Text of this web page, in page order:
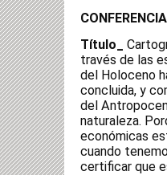
CONFERENCIA
Título_
través de las
del Holoceno
concluida, y
del
naturaleza.
económicas
cuando
certificar que